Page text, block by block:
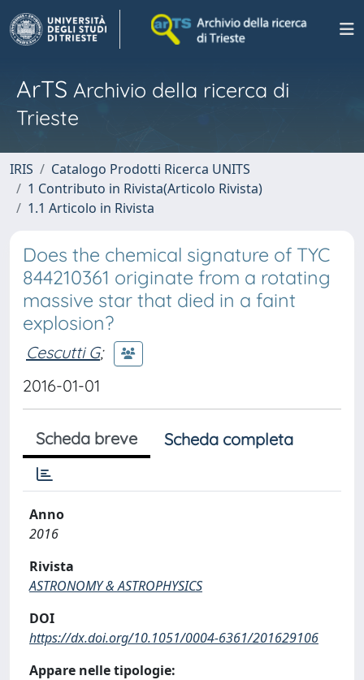
ArTS Archivio della ricerca di
Trieste
IRIS
Catalogo Prodotti Ricerca UNITS
1 Contributo in Rivista(Articolo Rivista)
1.1 Articolo in Rivista
Does the chemical signature of TYC
844210361 originate from a rotating
massive star that died in a faint
explosion?
Cescutti G;
2016-01-01
Scheda breve Scheda completa
Anno
2016
Rivista
ASTRONOMY & ASTROPHYSICS
DOI
https://dx.doi.org/10.1051/0004-6361/201629106
Appare nelle tipologie: